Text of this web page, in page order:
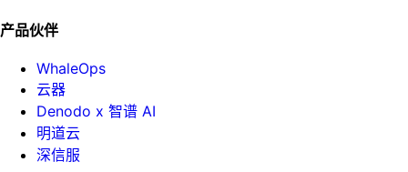
产品伙伴
WhaleOps
云器
Denodo x 智谱 AI
明道云
深信服